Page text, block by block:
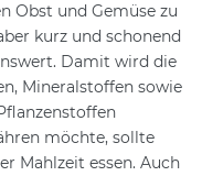
Obst und Gemüse zu
kurz und schonend
Damit wird die
Mineralstoffen sowie
möchte, sollte
Mahlzeit essen. Auch